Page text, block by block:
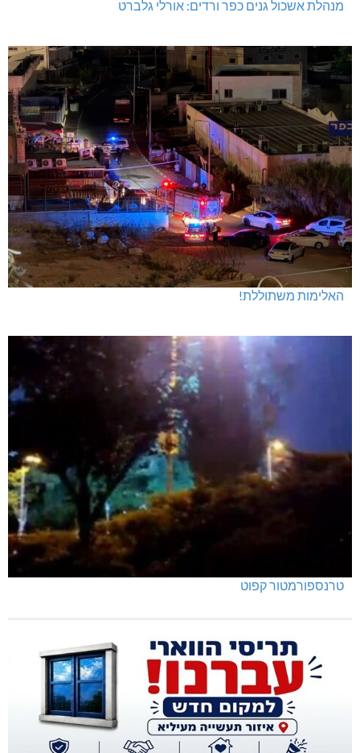
מנהלת אשכול גנים כפר ורדים: אורלי גלברט
האלימות משתוללת!
טרנספורמטור קפוט